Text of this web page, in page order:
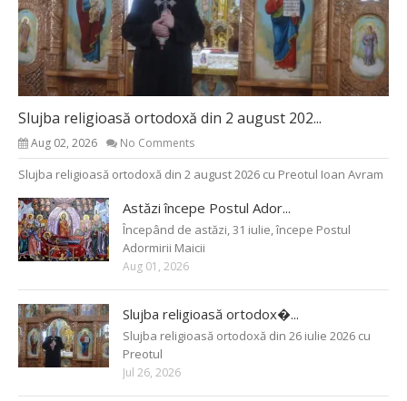
Slujba religioasă ortodoxă din 2 august 202...
Aug 02, 2026 No Comments
Slujba religioasă ortodoxă din 2 august 2026 cu Preotul Ioan Avram
Astăzi începe Postul Ador...
Începând de astăzi, 31 iulie, începe Postul
Adormirii Maicii
Aug 01, 2026
Slujba religioasă ortodox�...
Slujba religioasă ortodoxă din 26 iulie 2026 cu
Preotul
Jul 26, 2026